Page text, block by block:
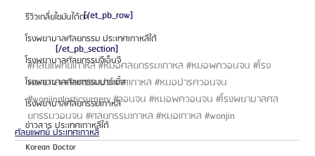
รีวิวเกลี่ยไขมันใต้ตา
โรงพยาบาลศัลยกรรม ประเทศเกาหลีใต้
โรงพยาบาลศัลยกรรมจีเอ็นจี
โรงพยาบาลศัลยกรรมมาร์เบิ้ล
โรงพยาบาลศัลยกรรมเกาหลี
ข่าวสาร ประเทศเกาหลีใต้
Korean Doctor
		[/et_pb_row]
	[/et_pb_section]
#ศลยแพทยเกาหล#หมอศลยกรรมเกาหล #หมอพควอนจน #โรง
พยาบาลศลยกรรมประเทศเกาหล #หมอปารควอนจน
#wonjinplasticsurgery#วอนจน #หมอพควอนจน #โรงพยาบาลศล
ยกรรมวอนจน #ศลยกรรมเกาหล #หมอเกาหล #wonjin
ศัลยแพทย์ ประเทศเกาหลี